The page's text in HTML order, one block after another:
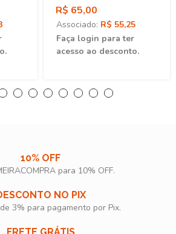
R$ 65,00
Associado: R$ 55,25
Faça login para ter
acesso ao desconto.
10% OFF
para 10% OFF.​
NO PIX
3% para pagamento por Pix.